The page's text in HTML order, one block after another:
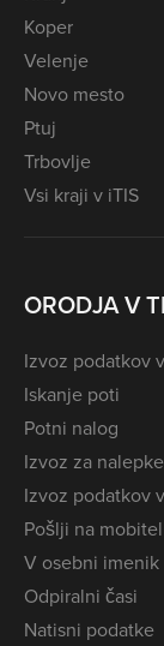
Koper
Velenje
Novo mesto
Ptuj
Trbovlje
Vsi kraji v iTIS
ORODJA V
Izvoz podatkov
Iskanje poti
Potni nalog
Izvoz za nalepke
Izvoz podatkov
Pošlji na mobitel
V osebni imenik
Odpiralni časi
Natisni podatke